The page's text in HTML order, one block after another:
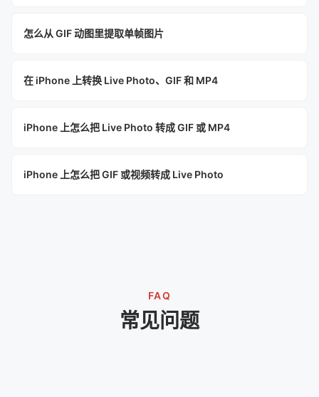
怎么从 GIF 动图里提取单帧图片
在 iPhone 上转换 Live Photo、GIF 和 MP4
iPhone 上怎么把 Live Photo 转成 GIF 或 MP4
iPhone 上怎么把 GIF 或视频转成 Live Photo
FAQ
常见问题